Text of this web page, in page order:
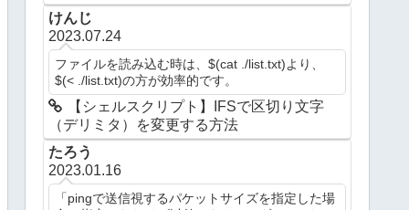
けんじ
2023.07.24
ファイルを読み込む時は、$(cat ./list.txt)より、
$(< ./list.txt)の方が効率的です。
【シェルスクリプト】IFSで区切り文字
（デリミタ）を変更する方法
たろう
2023.01.16
「pingで送信視するパケットサイズを指定した場